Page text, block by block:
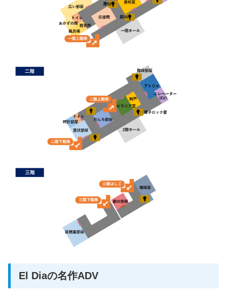
El Diaの名作ADV